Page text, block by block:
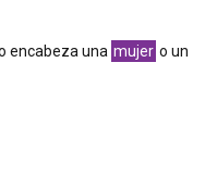
encabeza una mujer o un